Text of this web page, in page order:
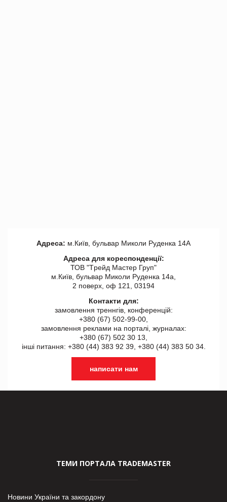
Адреса: м.Київ, бульвар Миколи Руденка 14А
Адреса для кореспонденції:
ТОВ "Tрейд Мастер Груп"
м.Київ, бульвар Миколи Руденка 14а,
2 поверх, оф 121, 03194
Контакти для:
замовлення треннгів, конференцій:
+380 (67) 502-99-00,
замовлення реклами на порталі, журналах:
+380 (67) 502 30 13,
інші питання: +380 (44) 383 92 39, +380 (44) 383 50 34.
написати нам
ТЕМИ ПОРТАЛА TRADEMASTER
Новини України та закордону